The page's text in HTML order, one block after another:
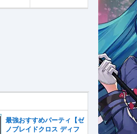
最強おすすめパーティ【ゼ
ノブレイドクロス ディフ